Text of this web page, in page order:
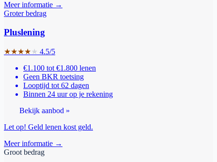
Meer informatie →
Groter bedrag
Pluslening
★★★★★ 4.5/5
€1.100 tot €1.800 lenen
Geen BKR toetsing
Looptijd tot 62 dagen
Binnen 24 uur op je rekening
Bekijk aanbod »
Let op! Geld lenen kost geld.
Meer informatie →
Groot bedrag